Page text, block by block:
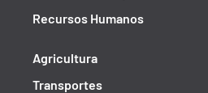
Recursos Humanos
Agricultura
Transportes